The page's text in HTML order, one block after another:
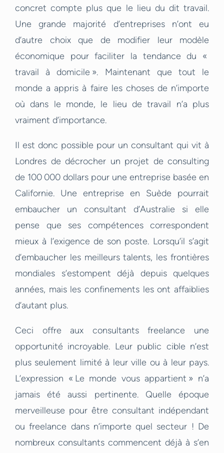
concret compte plus que le lieu du dit travail.
Une grande majorité d’entreprises n’ont eu
d’autre choix que de modifier leur modèle
économique pour faciliter la tendance du «
travail à domicile ». Maintenant que tout le
monde a appris à faire les choses de n’importe
où dans le monde, le lieu de travail n’a plus
vraiment d’importance.
Il est donc possible pour un consultant qui vit à
Londres de décrocher un projet de consulting
de 100 000 dollars pour une entreprise basée en
Californie. Une entreprise en Suède pourrait
embaucher un consultant d’Australie si elle
pense que ses compétences correspondent
mieux à l’exigence de son poste. Lorsqu’il s’agit
d’embaucher les meilleurs talents, les frontières
mondiales s’estompent déjà depuis quelques
années, mais les confinements les ont affaiblies
d’autant plus.
Ceci offre aux consultants freelance une
opportunité incroyable. Leur public cible n’est
plus seulement limité à leur ville ou à leur pays.
L’expression « Le monde vous appartient » n’a
jamais été aussi pertinente. Quelle époque
merveilleuse pour être consultant indépendant
ou freelance dans n’importe quel secteur ! De
nombreux consultants commencent déjà à s’en